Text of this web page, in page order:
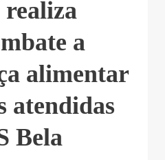
a
alimentar
atendidas
Bela